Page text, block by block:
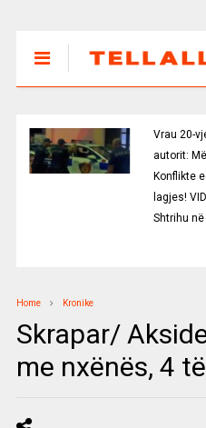
Vrau 20-
autorit:
Konflikte
lagjes!
Shtrihu
Home Kronike
Skrapar/
me nxënës, 4